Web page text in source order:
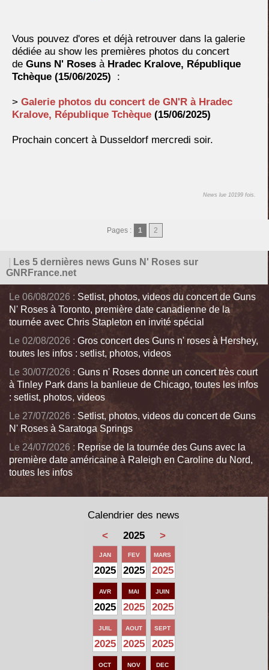
Vous pouvez d'ores et déjà retrouver dans la galerie
dédiée au show les premières photos du concert
de Guns N' Roses à Hradec Kralove, République
Tchèque (15/06/2025) :
> Galerie photos du concert de GN'R à Hradec
Kralove, République Tchèque (15/06/2025)
Prochain concert à Dusseldorf mercredi soir.
News lue 10199 fois.
Pages : 1 2
Les 5 dernières news Guns N' Roses sur
GNRFrance.net
Le 06/08/2026 : Setlist, photos, videos du concert de Guns
N' Roses à Toronto, première date canadienne de la
tournée avec Chris Stapleton en invité spécial
Le 02/08/2026 : Gros concert des Guns n' roses à Hershey,
toutes les infos : setlist, photos, videos
Le 30/07/2026 : Guns n' Roses donne un concert très court
à Tinley Park dans la banlieue de Chicago, toutes les infos
: setlist, photos, videos
Le 27/07/2026 : Setlist, photos, videos du concert de Guns
N' Roses à Saratoga Springs
Le 24/07/2026 : Reprise de la tournée des Guns avec la
première date américaine à Raleigh en Caroline du Nord,
toutes les infos
Calendrier des news
<
2025 >
JAN
2025
FEV
2025
MARS
2025
AVR
2025
MAI
2025
JUIN
2025
JUIL
2025
AOUT
2025
SEPT
2025
OCT NOV DEC